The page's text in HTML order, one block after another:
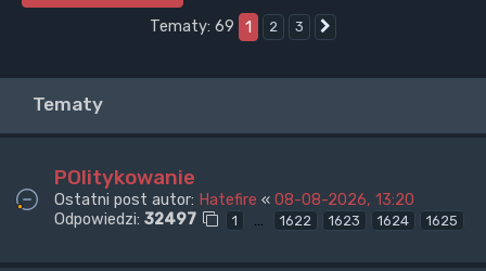
Tematy: 69
1 2 3
Tematy
POlitykowanie
Ostatni post autor: Hatefire « 08-08-2026, 13:20
Odpowiedzi: 32497 1 … 1622 1623 1624 1625